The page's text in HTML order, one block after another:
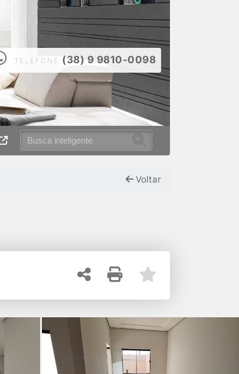
TELEFONE (38) 9 9810-0098
Voltar